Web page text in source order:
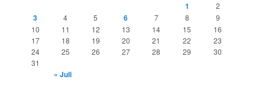
1
2
3 4 5 6 7 8
9
10
11 12 13 14 15
16
17
18 19 20 21 22
23
24
25 26 27 28 29
30
31
« Juli